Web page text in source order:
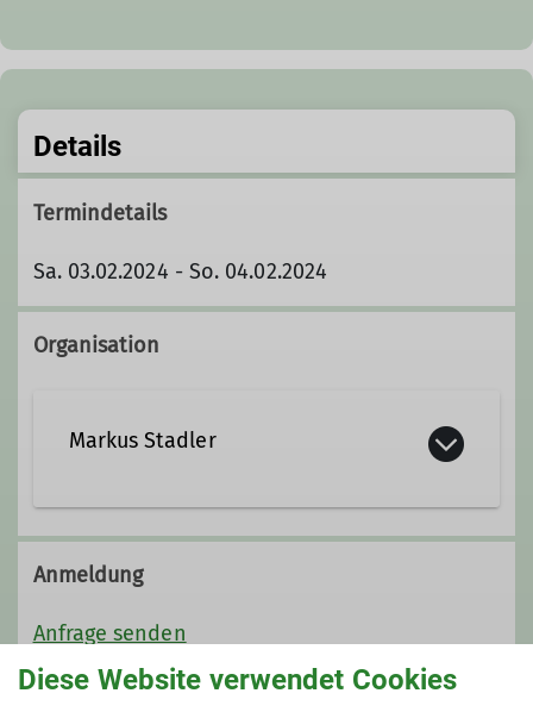
Details
Termindetails
Sa. 03.02.2024 - So. 04.02.2024
Organisation
Markus Stadler
+49 8031 6153936
Kontakt aufnehmen
Qualifikationen
Anmeldung
Anfrage senden
Diese Website verwendet Cookies